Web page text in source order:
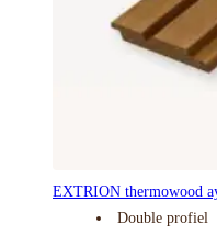
EXTRION thermowood
Double profiel